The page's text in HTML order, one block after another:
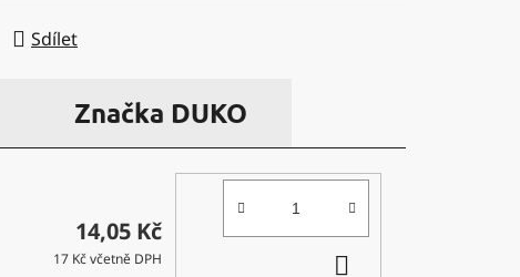
Sdílet
Značka DUKO
14,05 Kč
17 Kč včetně DPH